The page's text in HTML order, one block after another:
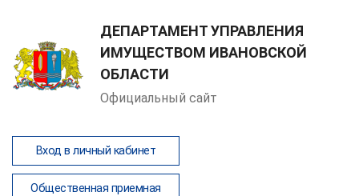
ДЕПАРТАМЕНТ УПРАВЛЕНИЯ
ИМУЩЕСТВОМ ИВАНОВСКОЙ
ОБЛАСТИ
Официальный сайт
Вход в личный кабинет
Общественная приемная